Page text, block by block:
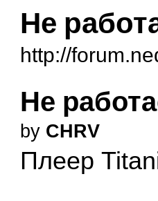
Не
http://
Не
by CHRV
Плеер